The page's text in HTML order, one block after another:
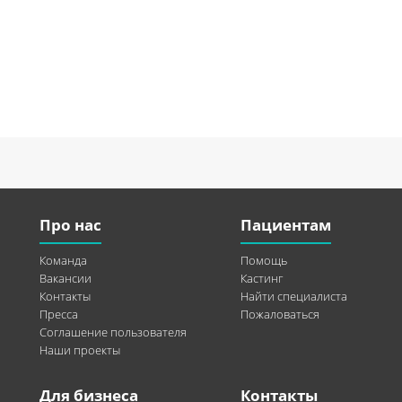
Про нас
Команда
Вакансии
Контакты
Пресса
Соглашение пользователя
Наши проекты
Пациентам
Помощь
Кастинг
Найти специалиста
Пожаловаться
Для бизнеса Контакты